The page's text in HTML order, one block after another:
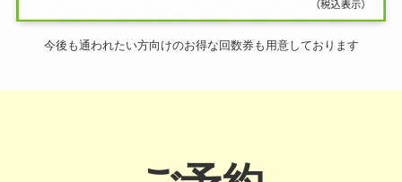
今後も通われたい方向けのお得な回数券も用意しております